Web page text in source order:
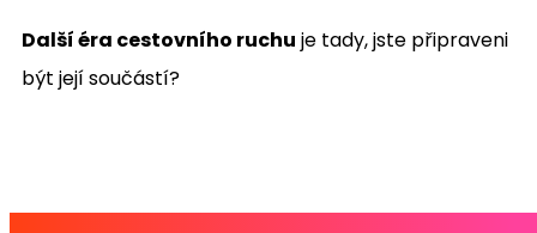
Další éra cestovního ruchu je tady, jste připraveni
být její součástí?